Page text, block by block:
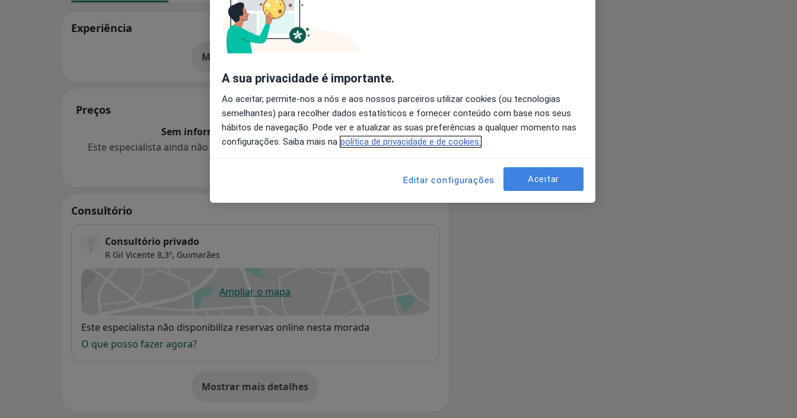
Experiência
Mostrar mais detalhes
Preços
Sem informação sobre serviços e preços
Este especialista ainda não adicionou nenhuma informação sobre serviços
Consultório
Consultório privado
R Gil Vicente 8,3º, Guimarães
Ampliar o mapaabre num novo separador
Disponibilidade
Este especialista não disponibiliza reservas online nesta morada
O que posso fazer agora?
Mostrar mais detalhes
sobre o endereço
A sua privacidade é importante.
Ao aceitar, permite-nos a nós e aos nossos parceiros utilizar cookies (ou tecnologias
semelhantes) para recolher dados estatísticos e fornecer conteúdo com base nos seus
hábitos de navegação. Pode ver e atualizar as suas preferências a qualquer momento nas
configurações. Saiba mais na política de privacidade e de cookies.
Editar configurações Aceitar